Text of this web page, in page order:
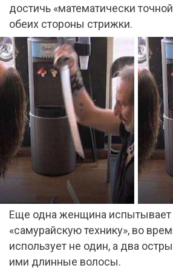
достичь «математически
обеих стороны стрижки.
Еще одна женщина испытывает
«самурайскую технику», во
использует не один, а два
ими длинные волосы.